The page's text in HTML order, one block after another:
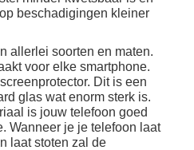
beschadigingen kleiner
allerlei soorten en maten.
voor elke smartphone.
Dit is een
glas wat enorm sterk is.
is jouw telefoon goed
Wanneer je je telefoon laat
laat stoten zal de